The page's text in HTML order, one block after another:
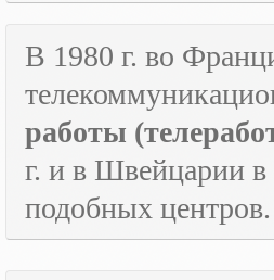
В 1980 г. во
работы
г. и в Швейцарии в
подобных центров.